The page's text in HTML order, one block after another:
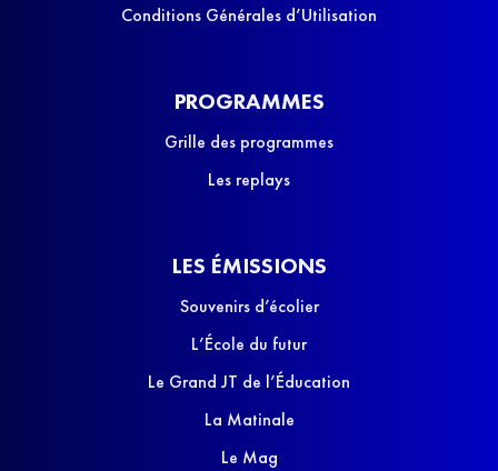
Conditions Générales d’Utilisation
PROGRAMMES
Grille des programmes
Les replays
LES ÉMISSIONS
Souvenirs d’écolier
L’École du futur
Le Grand JT de l’Éducation
La Matinale
Le Mag